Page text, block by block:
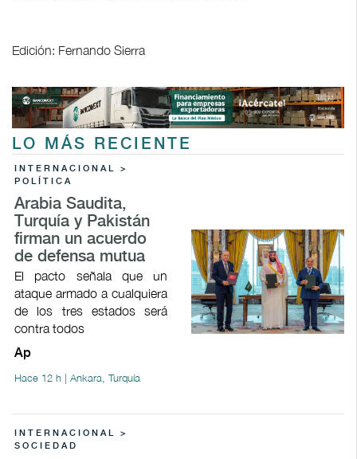
Edición: Fernando Sierra
LO MÁS RECIENTE
INTERNACIONAL >
POLÍTICA
Arabia Saudita,
Turquía y Pakistán
firman un acuerdo
de defensa mutua
El pacto señala que un
ataque armado a cualquiera
de los tres estados será
contra todos
Ap
Hace 12 h | Ankara, Turquía
INTERNACIONAL >
SOCIEDAD